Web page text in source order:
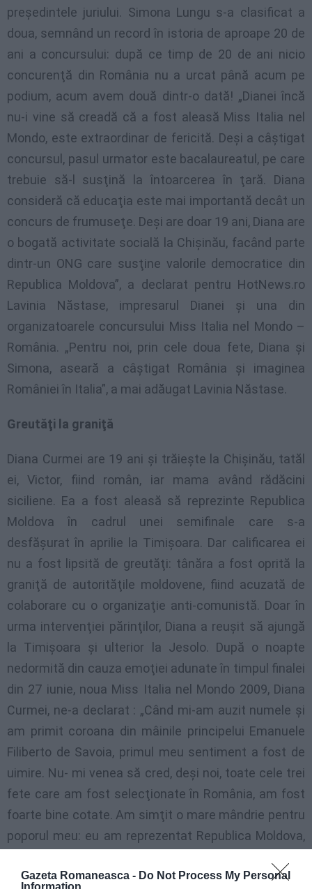
Gazeta Romaneasca - Do Not Process My Personal
Information
preşedintele juriului. Simona Lungu s-a clasificat a
doua, semnând un record în istoria de aproape 20 de
ani a concursului: după ce timp de 20 de ani nicio
concurenţă din România nu a urcat până acum pe
podium, acum avem două dintr-o dată! „Dianei încă
nu-i vine să creadă că a fost aleasă Miss Italia nel
Mondo, este extraordinar de fericită. Deşi a câştigat
concursul, pasul urmator este bacalaureatul, pe care
trebuie să-l susţină la întoarcerea în ţară. Diana
consideră că educaţia este mai importantă decât un
concurs de frumuseţe. Deşi are doar 19 ani, Diana are
o bogată activitate socială la Chişinău, facând parte
dintr-un ONG care susţine valorile democratice din
Republica Moldova”, a declarat pentru HotNews.ro
Lavinia Năstase, impresarul Dianei şi una din
organizatoarele concursului Miss Italia nel Mondo –
România. „Pentru noi, prin cele doua fete, Diana şi
Simona, aseară a câştigat România şi imaginea
României în Italia”, a mai adăugat Lavinia Năstase.
Greutăţi la graniţă
Diana Curmei are 19 ani şi trăieşte la Chişinău, tatăl
ei, Victor, fiind român, iar mama având rădăcini
siciliene. Ea a fost aleasă să reprezinte Republica
Moldova în cadrul unei semifinale care s-a
desfăşurat în aprilie la Timişoara. Dar calificarea ei
nu a fost lipsită de greutăţi: tânăra a fost oprită la
graniţă de autorităţile moldovene, fiind acuzată de
colaborare cu o organizaţie anti-comunistă. Doar în
urma intervenţiei părinţilor, Diana a reuşit să ajungă
la Timişoara şi ulterior la Jesolo. După o noapte
nedormită din cauza emoţiei adunate în timpul finalei
din 27 iunie, noua Miss Italia nel Mondo 2009, Diana
Curmei, ne-a declarat : „Când mi-am auzit numele şi
am primit coroana din mâinile principelui Emanuele
Filiberto de Savoia, primul meu sentiment a fost de
uimire. Nu- mi venea să cred, deşi noi, toate cele trei
fete care am fost selecţionate în România, am fost
foarte bine cotate. Am simţit o mare mândrie pentru
poporul meu: eu am reprezentat Republica Moldova,
practic fraţi. Nu ar trebui să existe polemici pe